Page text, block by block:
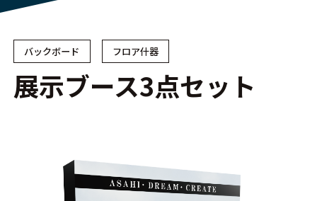
バックボード フロア什器
展示ブース3点セット